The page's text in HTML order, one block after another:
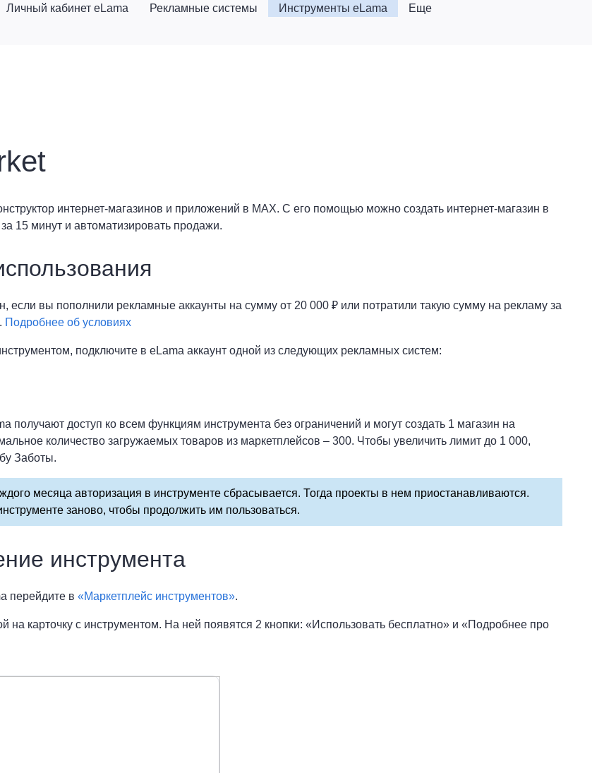
Личный кабинет eLama Рекламные системы Инструменты eLama Еще
интернет-магазинов и приложений в MAX. С его помощью можно создать интернет-магазин в
15 минут и автоматизировать продажи.
если вы пополнили рекламные аккаунты на сумму от 20 000 ₽ или потратили такую сумму на рекламу за
Подробнее об условиях
подключите в eLama аккаунт одной из следующих рекламных систем:
получают доступ ко всем функциям инструмента без ограничений и могут создать 1 магазин на
количество загружаемых товаров из маркетплейсов – 300. Чтобы увеличить лимит до 1 000,
Заботы.
месяца авторизация в инструменте сбрасывается. Тогда проекты в нем приостанавливаются.
заново, чтобы продолжить им пользоваться.
инструмента
перейдите в «Маркетплейс инструментов».
на карточку с инструментом. На ней появятся 2 кнопки: «Использовать бесплатно» и «Подробнее про